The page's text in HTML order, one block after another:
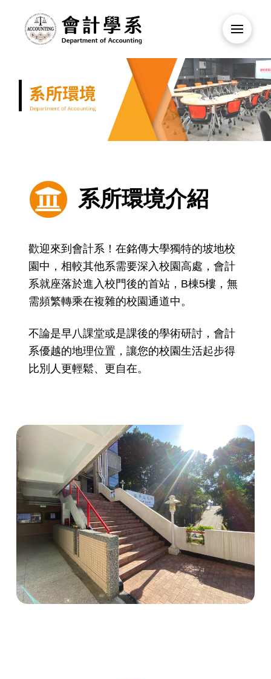
系所環境介紹
歡迎來到會計系！在銘傳大學獨特的坡地校
園中，相較其他系需要深入校園高處，會計
系就座落於進入校門後的首站，B棟5樓，無
需頻繁轉乘在複雜的校園通道中。
不論是早八課堂或是課後的學術研討，會計
系優越的地理位置，讓您的校園生活起步得
比別人更輕鬆、更自在。